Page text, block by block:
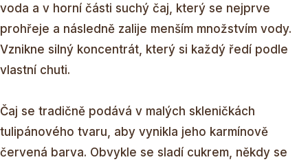
voda a v horní části suchý čaj, který se nejprve
prohřeje a následně zalije menším množstvím vody.
Vznikne silný koncentrát, který si každý ředí podle
vlastní chuti.
Čaj se tradičně podává v malých skleničkách
tulipánového tvaru, aby vynikla jeho karmínově
červená barva. Obvykle se sladí cukrem, někdy se